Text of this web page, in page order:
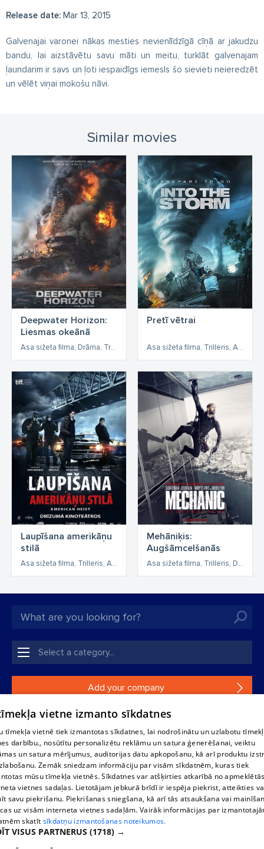
Release date: Mar 13, 2015
Galvenajai varonei nākas mesties nevienlīdzīgā cīņā ar jakudzu
bandu, lai aizstāvētu savu māti un meitu, turklāt galvenajam
ļaundarim ir savs un ļoti iespaidīgs iemesls šo sievieti neieredzēt
un vēlēt viņai mokošu nāvi.
Similar movies
Deepwater Horizon:
Liesmas okeānā
Asa sižeta filma, Drāma, Trilleris, Asa sižeta
Pretī vētrai
Asa sižeta filma, Trilleris, Asa sižeta
Laupīšana amerikāņu
stilā
Asa sižeta filma, Trilleris, Asa sižeta
Mehāniķis:
Augšāmcelšanās
Asa sižeta filma, Trilleris, Detektīvfilma, Asa sižeta
Add your company
If your company is not in our database, please fill in a
Reproduction, or distribution of 1188 database, its parts or the
information contained in the database, or parts of information in
any form is strictly prohibited. Also automatic download is
prohibited. Reproduction of any material published on the
website 1188 is strictly forbidden without the editorial license of
1188 website.
vietne izmanto sīkdatnes
tīmekļa vietnē tiek izmantotas sīkdatnes, lai nodrošinātu un uzlabotu
darbību., nosūtītu personalizētu reklāmu un satura ģenerēšanai, veiktu
un satura mērījumus, auditorijas datu apkopošanu, kā arī produktu
Zemāk sniedzam informāciju par visām sīkdatnēm, kuras tiek
mūsu tīmekļa vietnēs. Sīkdatnes var atšķirties atkarībā no
vietnes sadaļas. Lietotājam jebkurā brīdī ir iespēja piekrist, atteikties
savu piekrišanu. Piekrišanas sniegšana, kā arī tās atsaukšana vai
uz visām interneta vietnes sadaļām. Vairāk informācijas par
skatīt sīkdatņu izmantošanas noteikumos.
VISUS PARTNERUS (1718) →